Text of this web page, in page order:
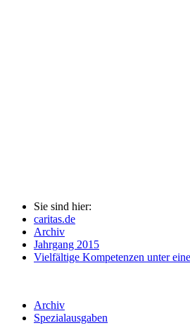
Sie sind hier:
caritas.de
Archiv
Jahrgang 2015
Vielfältige Kompetenzen unter
Archiv
Spezialausgaben